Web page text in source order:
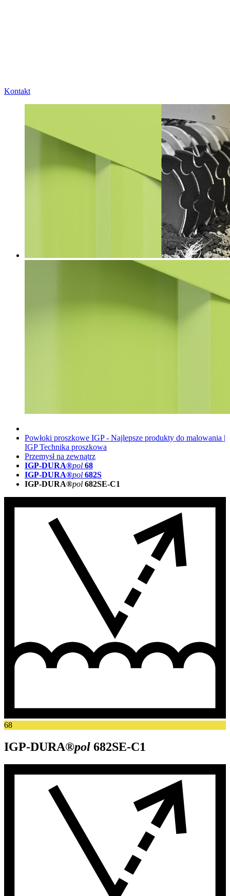
Kontakt
Powłoki proszkowe IGP - Najlepsze produkty do malowania |
IGP Technika proszkowa
Przemysł na zewnątrz
IGP-DURA®pol 68
IGP-DURA®pol 682S
IGP-DURA®pol 682SE-C1
68
IGP-DURA®pol 682SE-C1